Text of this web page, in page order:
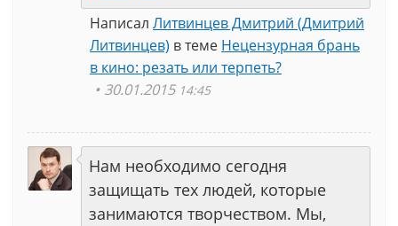
Написал Литвинцев Дмитрий (Дмитрий
Литвинцев) в теме Нецензурная брань
в кино: резать или терпеть?
30.01.2015 14:45
Нам необходимо сегодня
защищать тех людей, которые
занимаются творчеством. Мы,